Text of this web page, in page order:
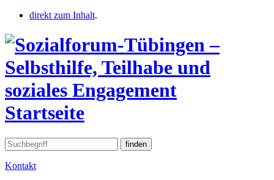
direkt zum Inhalt.
Startseite
Kontakt